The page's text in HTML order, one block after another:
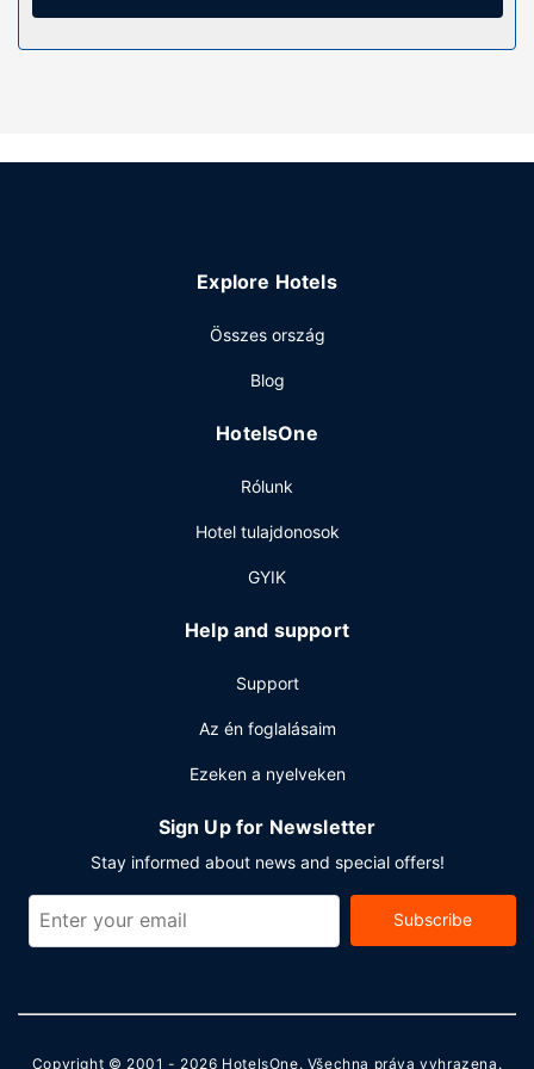
Az autóval érkező vendégek számára ingyenes egyéni
Explore Hotels
Összes ország
Blog
HotelsOne
Rólunk
Hotel tulajdonosok
GYIK
Help and support
Support
Az én foglalásaim
Ezeken a nyelveken
Sign Up for Newsletter
Stay informed about news and special offers!
Subscribe
Copyright © 2001 - 2026 HotelsOne. Všechna práva vyhrazena.